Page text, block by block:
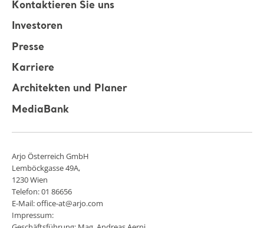
Kontaktieren Sie uns
Investoren
Presse
Karriere
Architekten und Planer
MediaBank
Arjo Österreich GmbH
Lemböckgasse 49A,
1230 Wien
Telefon: 01 86656
E-Mail: office-at@arjo.com
Impressum: